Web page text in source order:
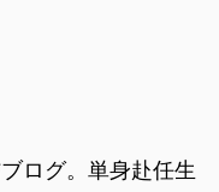
ログ。単身赴任生